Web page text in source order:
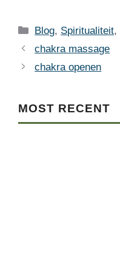
Categories
Blog, Spiritualiteit,
chakra massage
chakra openen
MOST RECENT